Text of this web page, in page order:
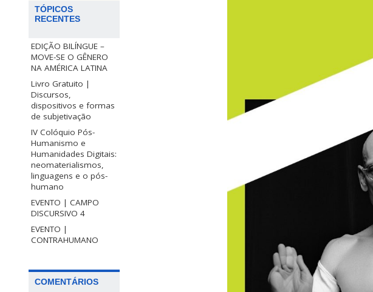
TÓPICOS
RECENTES
EDIÇÃO BILÍNGUE –
MOVE-SE O GÊNERO
NA AMÉRICA LATINA
Livro Gratuito |
Discursos,
dispositivos e formas
de subjetivação
IV Colóquio Pós-
Humanismo e
Humanidades Digitais:
neomaterialismos,
linguagens e o pós-
humano
EVENTO | CAMPO
DISCURSIVO 4
EVENTO |
CONTRAHUMANO
COMENTÁRIOS